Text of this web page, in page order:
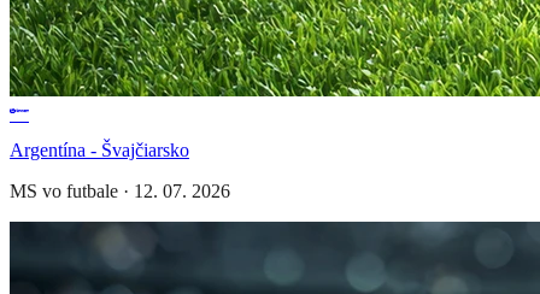
Argentína - Švajčiarsko
MS vo futbale · 12. 07. 2026